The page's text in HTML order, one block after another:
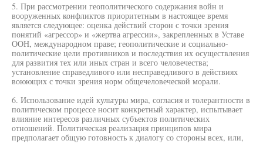
5. При рассмотрении геополитического содержания войн и
вооруженных конфликтов приоритетным в настоящее время
является следующее: оценка действий сторон с точки зрения
понятий «агрессор» и «жертва агрессии», закрепленных в Уставе
ООН, международном праве; геополитические и социально-
политические цели противников и последствия их осуществления
для развития тех или иных стран и всего человечества;
установление справедливого или несправедливого в действиях
воюющих с точки зрения норм общечеловеческой морали.
6. Использование идей культуры мира, согласия и толерантности в
политическом процессе носит конкретный характер, испытывает
влияние интересов различных субъектов политических
отношений. Политическая реализация принципов мира
предполагает общую готовность к диалогу со стороны всех, или,